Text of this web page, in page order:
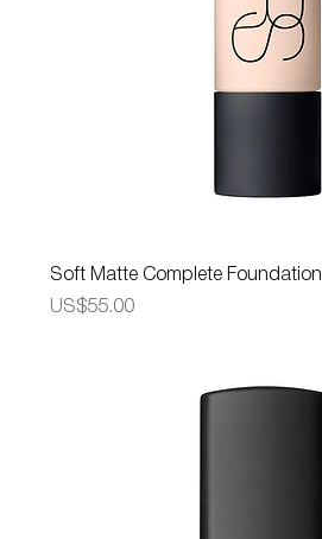
Soft Matte Complete Foundation
가격
US$55.00